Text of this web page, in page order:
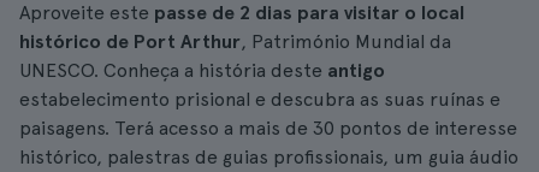
Aproveite este passe de 2 dias para visitar o local
histórico de Port Arthur, Património Mundial da
UNESCO. Conheça a história deste antigo
estabelecimento prisional e descubra as suas ruínas e
paisagens. Terá acesso a mais de 30 pontos de interesse
histórico, palestras de guias profissionais, um guia áudio